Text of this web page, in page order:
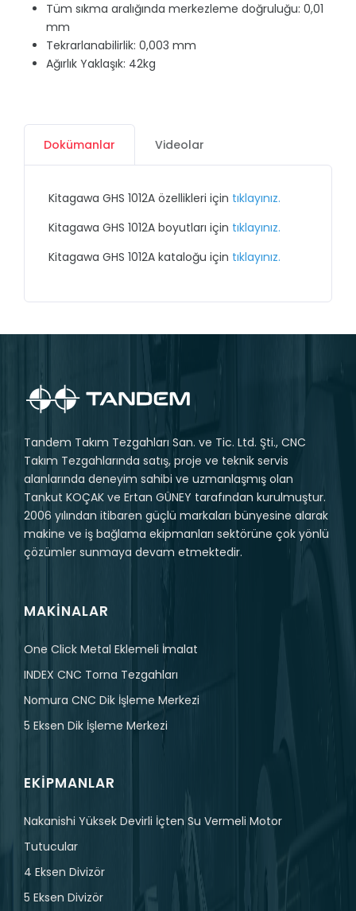
Tüm sıkma aralığında merkezleme doğruluğu: 0,01
mm
Tekrarlanabilirlik: 0,003 mm
Ağırlık Yaklaşık: 42kg
Dokümanlar Videolar
Kitagawa GHS 1012A özellikleri için tıklayınız.
Kitagawa GHS 1012A boyutları için tıklayınız.
Kitagawa GHS 1012A kataloğu için tıklayınız.
Tandem Takım Tezgahları San. ve Tic. Ltd. Şti., CNC
Takım Tezgahlarında satış, proje ve teknik servis
alanlarında deneyim sahibi ve uzmanlaşmış olan
Tankut KOÇAK ve Ertan GÜNEY tarafından kurulmuştur.
2006 yılından itibaren güçlü markaları bünyesine alarak
makine ve iş bağlama ekipmanları sektörüne çok yönlü
çözümler sunmaya devam etmektedir.
MAKINALAR
One Click Metal Eklemeli İmalat
INDEX CNC Torna Tezgahları
Nomura CNC Dik İşleme Merkezi
5 Eksen Dik İşleme Merkezi
EKIPMANLAR
Nakanishi Yüksek Devirli İçten Su Vermeli Motor
Tutucular
4 Eksen Divizör
5 Eksen Divizör